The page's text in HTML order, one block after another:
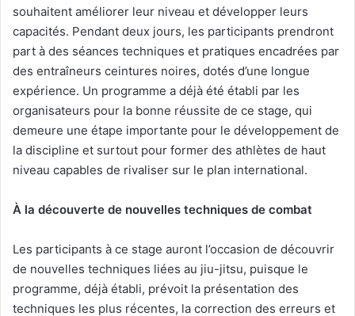
souhaitent améliorer leur niveau et développer leurs
capacités. Pendant deux jours, les participants prendront
part à des séances techniques et pratiques encadrées par
des entraîneurs ceintures noires, dotés d’une longue
expérience. Un programme a déjà été établi par les
organisateurs pour la bonne réussite de ce stage, qui
demeure une étape importante pour le développement de
la discipline et surtout pour former des athlètes de haut
niveau capables de rivaliser sur le plan international.
À la découverte de nouvelles techniques de combat
Les participants à ce stage auront l’occasion de découvrir
de nouvelles techniques liées au jiu-jitsu, puisque le
programme, déjà établi, prévoit la présentation des
techniques les plus récentes, la correction des erreurs et